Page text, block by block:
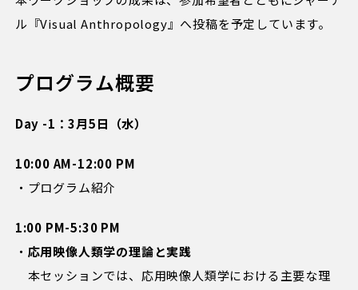
ル『Visual Anthropology』へ投稿を予定しています。
プログラム概要
Day -1：3月5日（水）
10:00 AM-12:00 PM
・プログラム紹介
1:00 PM-5:30 PM
・ 応用映像人類学の理論と実践
本セッションでは、応用映像人類学における主要な理